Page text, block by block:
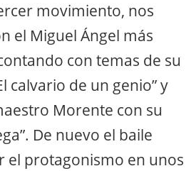
movimiento, nos
el Miguel Ángel más
con temas de su
calvario de un genio” y
Morente con su
De nuevo el baile
el protagonismo en unos